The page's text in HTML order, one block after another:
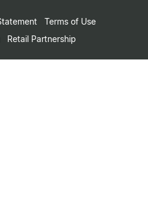
Terms of Use
Retail Partnership